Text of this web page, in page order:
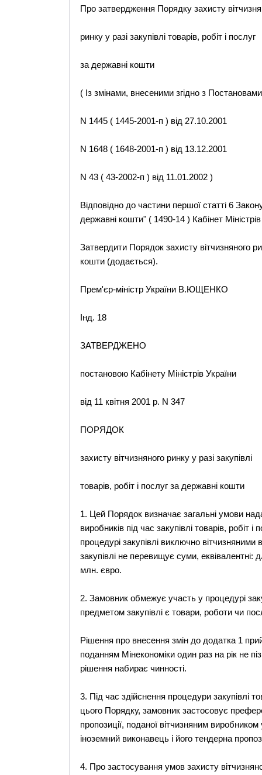
Про затвердження Порядку захисту
ринку у разі закупівлі товарів, робіт і послуг
за державні кошти
( Із змінами, внесеними згідно з
N 1445 ( 1445-2001-п ) від 27.10.2001
N 1648 ( 1648-2001-п ) від 13.12.2001
N 43 ( 43-2002-п ) від 11.01.2002 )
Відповідно до частини першої статті 6
державні кошти" ( 1490-14 ) Кабінет
Затвердити Порядок захисту вітчизняного
кошти (додається).
Прем'єр-міністр України В.ЮЩЕНКО
Інд. 18
ЗАТВЕРДЖЕНО
постановою Кабінету Міністрів України
від 11 квітня 2001 р. N 347
ПОРЯДОК
захисту вітчизняного ринку у разі закупівлі
товарів, робіт і послуг за державні кошти
1. Цей Порядок визначає загальні умови
виробників під час закупівлі товарів, робіт
процедурі закупівлі виключно
закупівлі не перевищує суми, еквівалентні:
млн. євро.
2. Замовник обмежує участь у процедурі
предметом закупівлі є товари, роботи чи
Рішення про внесення змін до додатка 1
поданням Мінекономіки один раз на рік не
рішення набирає чинності.
3. Під час здійснення процедури закупівлі
цього Порядку, замовник застосовує
пропозиції, поданої вітчизняним
іноземний виконавець і його тендерна
4. Про застосування умов захисту